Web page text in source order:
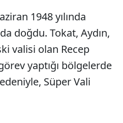
1948 yılında
doğdu. Tokat, Aydın,
valisi olan Recep
yaptığı bölgelerde
Süper Vali